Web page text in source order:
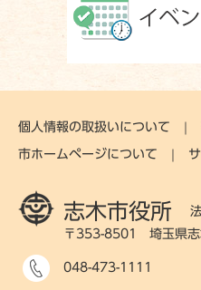
個人情報の取扱いについて
市ホームページについて
志木市役所
〒353-8501 埼玉県志
048-473-1111